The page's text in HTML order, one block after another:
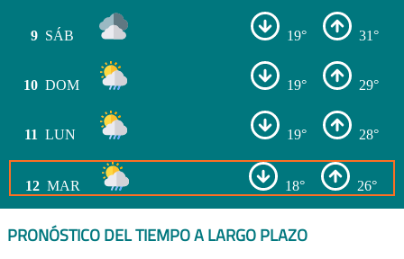
9 SÁB 19° 31°
10 DOM 19° 29°
11 LUN 19° 28°
12 MAR 18° 26°
PRONÓSTICO DEL TIEMPO A LARGO PLAZO